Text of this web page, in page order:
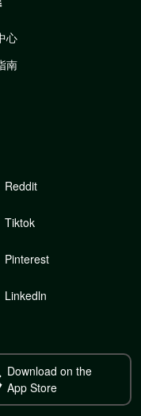
心
南
Reddit
Tiktok
Pinterest
Linkedln
Download on the
App Store